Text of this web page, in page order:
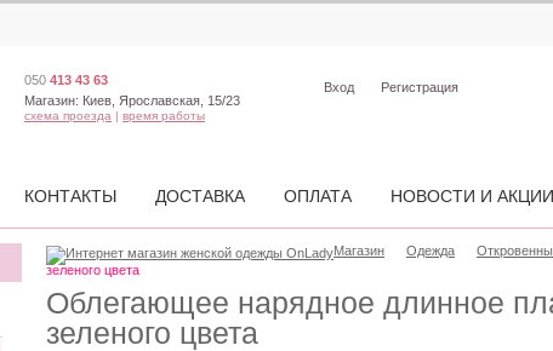
Облегающее нарядное длинное
зеленого цвета
Магазин Одежда
зеленого цвета
050 413 43 63
Магазин: Киев, Ярославская, 15/23
схема проезда | время работы
Вход Регистрация
КОНТАКТЫ ДОСТАВКА ОПЛАТА НОВОСТИ И АКЦИИ